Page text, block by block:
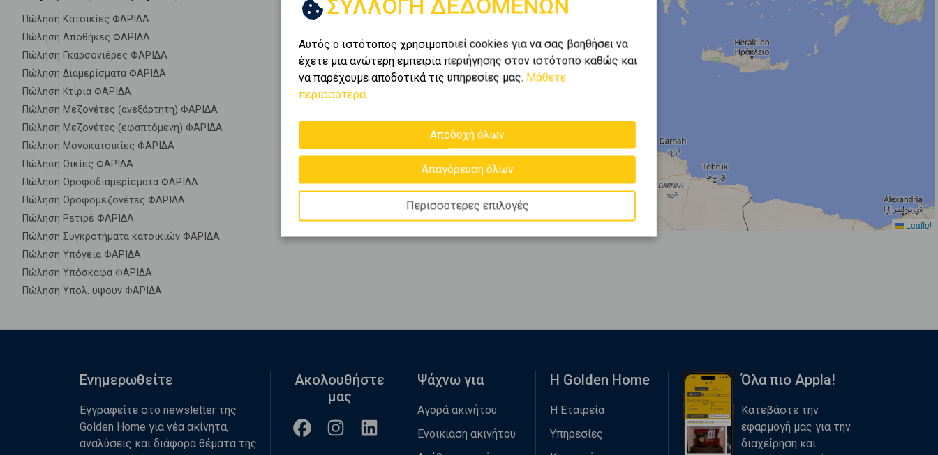
Πώληση Κατοικίες ΦΑΡΙΔΑ
Πώληση Αποθήκες ΦΑΡΙΔΑ
Πώληση Γκαρσονιέρες ΦΑΡΙΔΑ
Πώληση Διαμερίσματα ΦΑΡΙΔΑ
Πώληση Κτίρια ΦΑΡΙΔΑ
Πώληση Μεζονέτες (ανεξάρτητη) ΦΑΡΙΔΑ
Πώληση Μεζονέτες (εφαπτόμενη) ΦΑΡΙΔΑ
Πώληση Μονοκατοικίες ΦΑΡΙΔΑ
Πώληση Οικίες ΦΑΡΙΔΑ
Πώληση Οροφοδιαμερίσματα ΦΑΡΙΔΑ
Πώληση Οροφομεζονέτες ΦΑΡΙΔΑ
Πώληση Ρετιρέ ΦΑΡΙΔΑ
Πώληση Συγκροτήματα κατοικιών ΦΑΡΙΔΑ
Πώληση Υπόγεια ΦΑΡΙΔΑ
Πώληση Υπόσκαφα ΦΑΡΙΔΑ
Πώληση Υπολ. υψουν ΦΑΡΙΔΑ
Leaflet
ΣΥΛΛΟΓΗ ΔΕΔΟΜΕΝΩΝ
Αυτός ο ιστότοπος χρησιμοποιεί cookies για να σας βοηθήσει να
έχετε μια ανώτερη εμπειρία περιήγησης στον ιστότοπο καθώς και
να παρέχουμε αποδοτικά τις υπηρεσίες μας. Μάθετε
περισσότερα...
Αποδοχή όλων
Απαγόρευση όλων
Περισσότερες επιλογές
Ενημερωθείτε
Εγγραφείτε στο newsletter της
Golden Home για νέα ακίνητα,
αναλύσεις και διάφορα θέματα της
Ακολουθήστε
μας
Ψάχνω για
Αγορά ακινήτου
Ενοικίαση ακινήτου
Η Golden Home
Η Εταιρεία
Υπηρεσίες
Όλα πιο Appla!
Κατεβάστε την
εφαρμογή μας για την
διαχείρηση και